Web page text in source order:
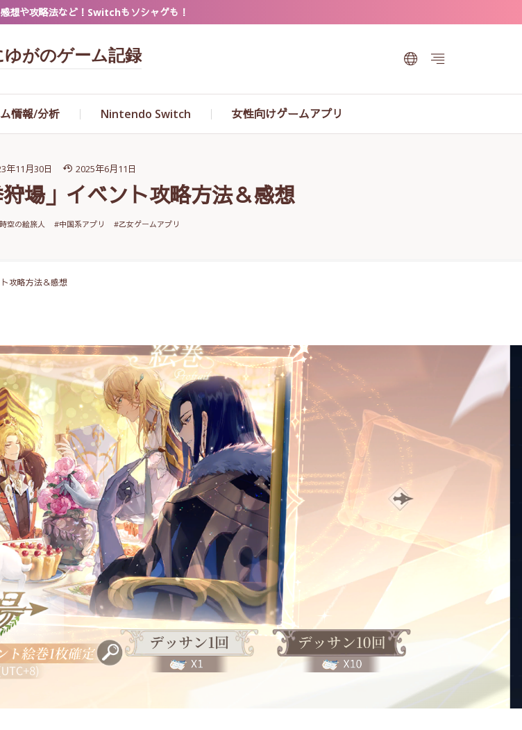
想や攻略法など！Switchもソシャゲも！
ゆがのゲーム記録
情報/分析 Nintendo Switch 女性向けゲームアプリ
年11月30日 2025年6月11日
場」イベント攻略方法＆感想
時空の絵旅人 #中国系アプリ #乙女ゲームアプリ
攻略方法＆感想